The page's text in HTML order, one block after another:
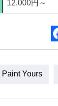
12,000円～
Paint Yours